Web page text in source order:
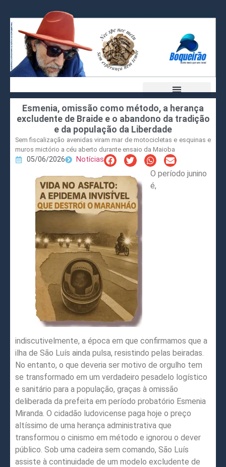
Esmenia, omissão como método, a herança
excludente de Braide e o abandono da tradição
e da população da Liberdade
Sem fiscalização avenidas viram mar de motocicletas e esquinas e
muros mictório a céu aberto durante ensaio da Maioba
05/06/2026 Notícias
O período junino
é,
indiscutivelmente, a época em que confirmamos que a
ilha de São Luís ainda pulsa, resistindo pelas beiradas.
No entanto, o que deveria ser motivo de orgulho tem
se transformado em um verdadeiro pesadelo logístico
e sanitário para a população, graças à omissão
deliberada da prefeita em período probatório Esmenia
Miranda. O cidadão ludovicense paga hoje o preço
altíssimo de uma herança administrativa que
transformou o cinismo em método e ignorou o dever
público. Sob uma cadeira sem comando, São Luís
assiste à continuidade de um modelo excludente de